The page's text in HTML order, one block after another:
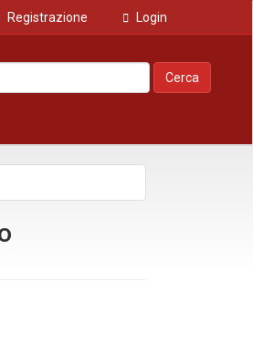
Registrazione Login
Cerca